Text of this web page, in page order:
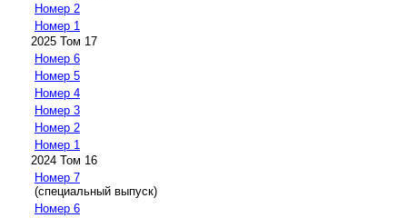
Номер 2
Номер 1
2025 Том 17
Номер 6
Номер 5
Номер 4
Номер 3
Номер 2
Номер 1
2024 Том 16
Номер 7
(специальный выпуск)
Номер 6